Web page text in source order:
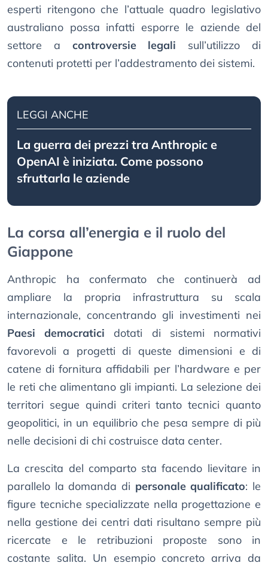
esperti ritengono che l’attuale quadro legislativo
australiano possa infatti esporre le aziende del
settore a controversie legali sull’utilizzo di
contenuti protetti per l’addestramento dei sistemi.
LEGGI ANCHE
La guerra dei prezzi tra Anthropic e
OpenAI è iniziata. Come possono
sfruttarla le aziende
La corsa all’energia e il ruolo del
Giappone
Anthropic ha confermato che continuerà ad
ampliare la propria infrastruttura su scala
internazionale, concentrando gli investimenti nei
Paesi democratici dotati di sistemi normativi
favorevoli a progetti di queste dimensioni e di
catene di fornitura affidabili per l’hardware e per
le reti che alimentano gli impianti. La selezione dei
territori segue quindi criteri tanto tecnici quanto
geopolitici, in un equilibrio che pesa sempre di più
nelle decisioni di chi costruisce data center.
La crescita del comparto sta facendo lievitare in
parallelo la domanda di personale qualificato: le
figure tecniche specializzate nella progettazione e
nella gestione dei centri dati risultano sempre più
ricercate e le retribuzioni proposte sono in
costante salita. Un esempio concreto arriva da